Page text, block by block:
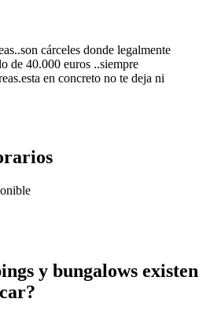
cárceles donde legalmente
de 40.000 euros ..siempre
en concreto no te deja ni
y bungalows existen